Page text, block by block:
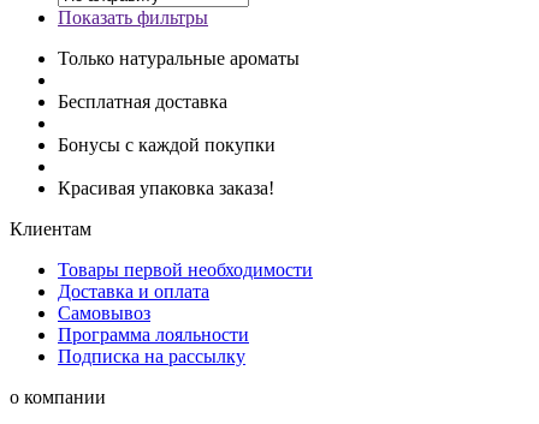
Показать фильтры
Только натуральные ароматы
Бесплатная доставка
Бонусы с каждой покупки
Красивая упаковка заказа!
Клиентам
Товары первой необходимости
Доставка и оплата
Самовывоз
Программа лояльности
Подписка на рассылку
о компании